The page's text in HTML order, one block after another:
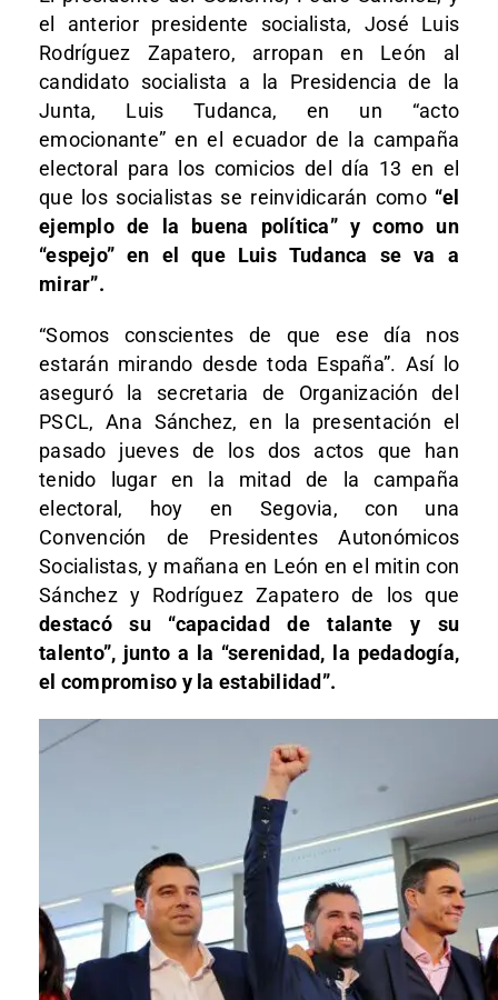
el anterior presidente socialista, José Luis
Rodríguez Zapatero, arropan en León al
candidato socialista a la Presidencia de la
Junta, Luis Tudanca, en un “acto
emocionante” en el ecuador de la campaña
electoral para los comicios del día 13 en el
que los socialistas se reinvidicarán como “el
ejemplo de la buena política” y como un
“espejo” en el que Luis Tudanca se va a
mirar”.
“Somos conscientes de que ese día nos
estarán mirando desde toda España”. Así lo
aseguró la secretaria de Organización del
PSCL, Ana Sánchez, en la presentación el
pasado jueves de los dos actos que han
tenido lugar en la mitad de la campaña
electoral, hoy en Segovia, con una
Convención de Presidentes Autonómicos
Socialistas, y mañana en León en el mitin con
Sánchez y Rodríguez Zapatero de los que
destacó
su “capacidad de talante y su
talento”, junto a la “serenidad, la pedadogía,
el compromiso y la estabilidad”.